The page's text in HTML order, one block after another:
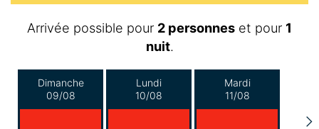
Arrivée possible pour 2 personnes et pour 1
nuit.
Dimanche
09/08
Lundi
10/08
Mardi
11/08